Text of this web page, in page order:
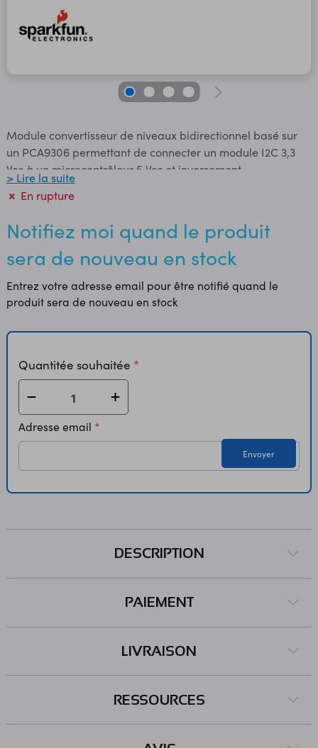
Module convertisseur de niveaux bidirectionnel basé sur
un PCA9306 permettant de connecter un module I2C 3,3
Vcc à un microcontrôleur 5 Vcc et inversement.
Compatibilité: - niveau bas: 1,2 à 3,3 Vcc - niveau haut: 1,8
à 5 Vcc Le module doit être alimenté avec les 2 tensions
que vos appareils utilisent. Remarque: pour faciliter l'accès
aux E/S de ce convertisseur, il est recommandé de souder
un connecteur de type MH100. Dimensions: 18 x 13 mm
> Lire la suite
En rupture
Notifiez moi quand le produit
sera de nouveau en stock
Entrez votre adresse email pour être notifié quand le
produit sera de nouveau en stock
Quantitée souhaitée
Adresse email
Envoyer
DESCRIPTION
PAIEMENT
LIVRAISON
RESSOURCES